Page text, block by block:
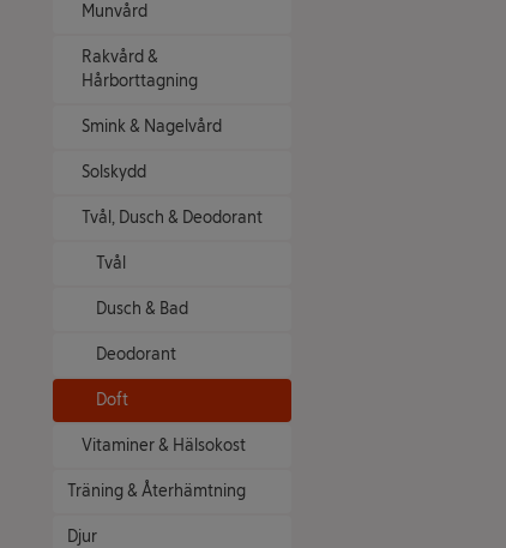
Munvård
Rakvård &
Hårborttagning
Smink & Nagelvård
Solskydd
Tvål, Dusch & Deodorant
Tvål
Dusch & Bad
Deodorant
Doft
Vitaminer & Hälsokost
Träning & Återhämtning
Djur